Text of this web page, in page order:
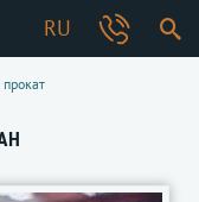
RU